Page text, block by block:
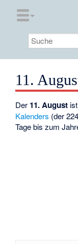
11.
Der 11. August
Kalenders (der
Tage bis zum